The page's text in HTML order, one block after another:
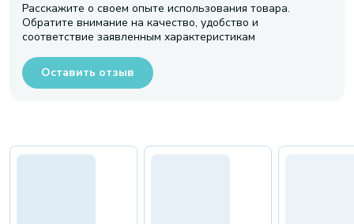
Расскажите о своем опыте использования товара.
Обратите внимание на качество, удобство и
соответствие заявленным характеристикам
Оставить отзыв